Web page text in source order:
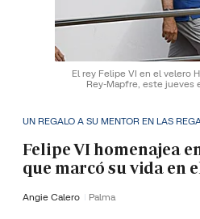
El rey Felipe VI en el velero
Rey-Mapfre, este jueves
UN REGALO A SU MENTOR EN LAS
Felipe VI homenajea
que marcó su vida en
Angie Calero Palma